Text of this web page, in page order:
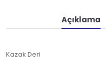
Açıklama
Kazak Deri